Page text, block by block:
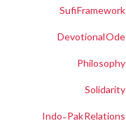
Sufi Framework
Devotional Ode
Philosophy
Solidarity
Indo-Pak Relations